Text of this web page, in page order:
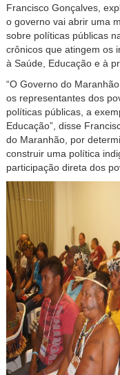
Francisco Gonçalves,
o governo vai abrir uma
sobre políticas públicas
crônicos que atingem os
à Saúde, Educação e à
“O Governo do
os representantes dos
políticas públicas, a
Educação”, disse
do Maranhão, por
construir uma política
participação direta dos